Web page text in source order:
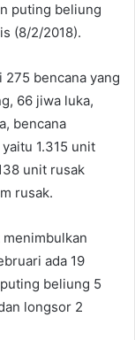
puting beliung
(8/2/2018).
bencana yang
66 jiwa luka,
bencana
1.315 unit
unit rusak
rusak.
menimbulkan
ada 19
beliung 5
longsor 2